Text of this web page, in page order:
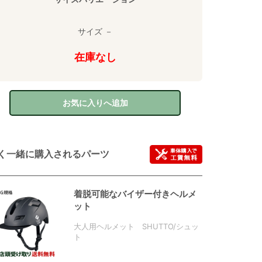
サイズ －
在庫なし
お気に入りへ追加
一緒に購入されるパーツ
着脱可能なバイザー付きヘルメ
ット
大人用ヘルメット SHUTTO/シュッ
ト